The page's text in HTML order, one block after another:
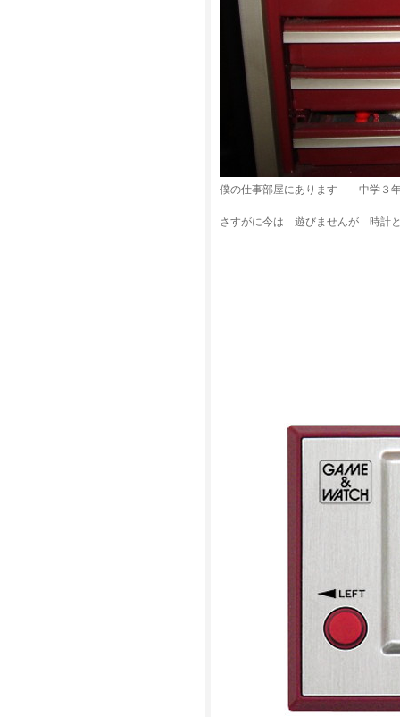
僕の仕事部屋にあります 中学３
さすがに今は 遊びませんが 時計